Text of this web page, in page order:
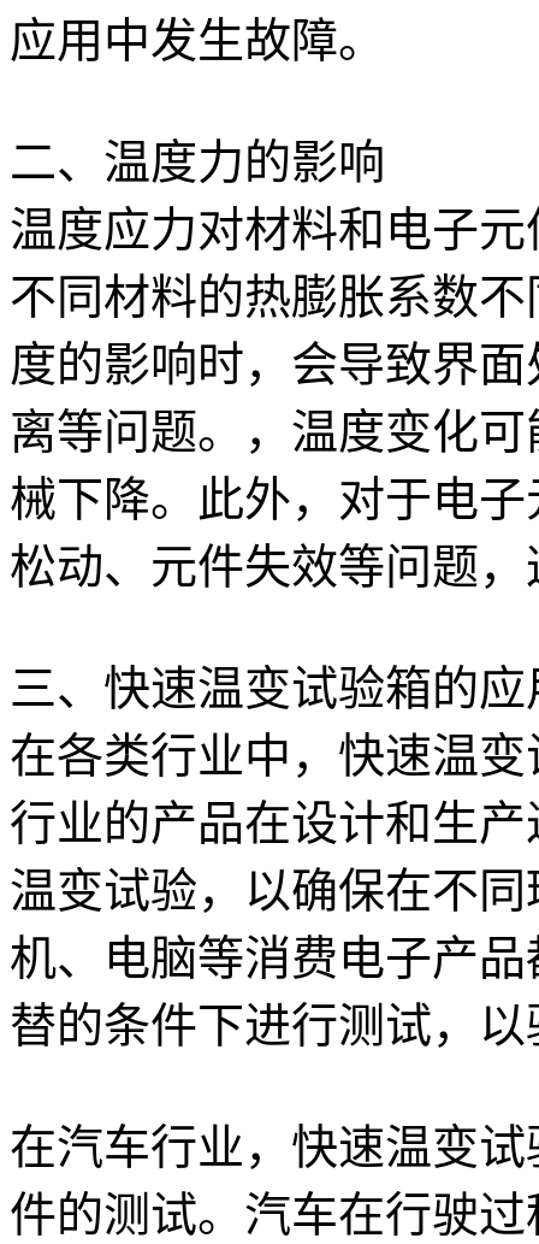
应用中发生故障。
二、温度力的影响
温度应力对材料和电子
不同材料的热膨胀系数
度的影响时，会导致界
离等问题。，温度变化
械下降。此外，对于电
松动、元件失效等问题
三、快速温变试验箱的应
在各类行业中，快速温
行业的产品在设计和生
温变试验，以确保在不
机、电脑等消费电子产
替的条件下进行测试，
在汽车行业，快速温变
件的测试。汽车在行驶